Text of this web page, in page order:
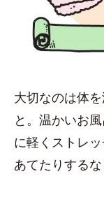
大切なのは体
と。温かいお
に軽くストレ
あてたりする